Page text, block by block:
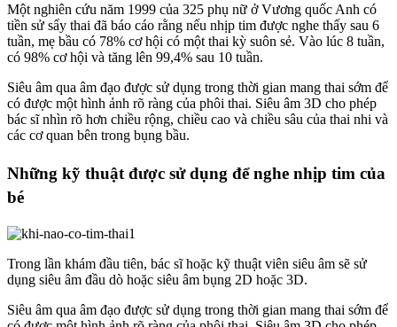
Một nghiên cứu năm 1999 của 325 phụ nữ ở Vương quốc Anh có
tiền sử sẩy thai đã báo cáo rằng nếu nhịp tim được nghe thấy sau 6
tuần, mẹ bầu có 78% cơ hội có một thai kỳ suôn sẻ. Vào lúc 8 tuần,
có 98% cơ hội và tăng lên 99,4% sau 10 tuần.
Siêu âm qua âm đạo được sử dụng trong thời gian mang thai sớm để
có được một hình ảnh rõ ràng của phôi thai. Siêu âm 3D cho phép
bác sĩ nhìn rõ hơn chiều rộng, chiều cao và chiều sâu của thai nhi và
các cơ quan bên trong bụng bầu.
Những kỹ thuật được sử dụng để nghe nhịp tim của
bé
Trong lần khám đầu tiên, bác sĩ hoặc kỹ thuật viên siêu âm sẽ sử
dụng siêu âm đầu dò hoặc siêu âm bụng 2D hoặc 3D.
Siêu âm qua âm đạo được sử dụng trong thời gian mang thai sớm để